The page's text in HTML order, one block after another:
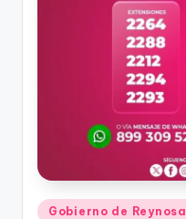
Publicado
Gobierno de Reynosa